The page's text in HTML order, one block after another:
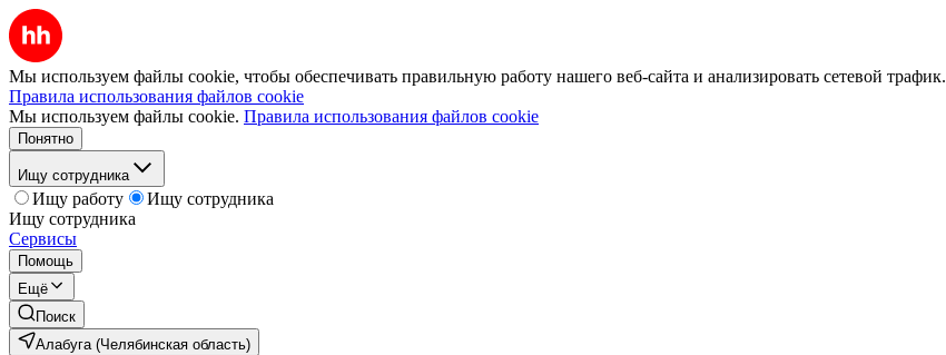
Мы используем файлы cookie, чтобы обеспечивать правильную работу нашего веб-сайта и анализировать сетевой трафик.
Правила использования файлов cookie
Мы используем файлы cookie. Правила использования файлов cookie
Понятно
Ищу сотрудника
Ищу работу
Ищу сотрудника
Ищу сотрудника
Сервисы
Помощь
Ещё
Поиск
Алабуга (Челябинская область)